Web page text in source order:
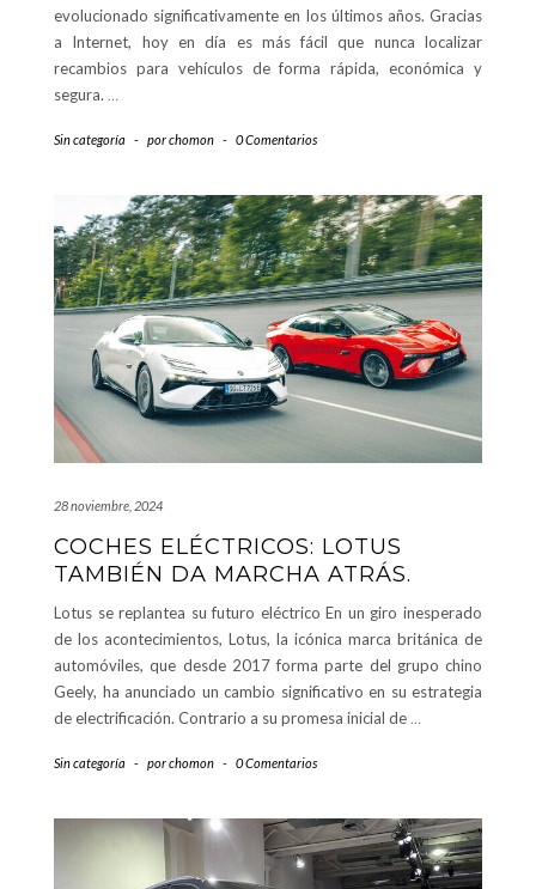
evolucionado significativamente en los últimos años. Gracias
a Internet, hoy en día es más fácil que nunca localizar
recambios para vehículos de forma rápida, económica y
segura. …
Sin categoría - porchomon - 0 Comentarios
28 noviembre, 2024
COCHES ELÉCTRICOS: LOTUS
TAMBIÉN DA MARCHA ATRÁS.
Lotus se replantea su futuro eléctrico En un giro inesperado
de los acontecimientos, Lotus, la icónica marca británica de
automóviles, que desde 2017 forma parte del grupo chino
Geely, ha anunciado un cambio significativo en su estrategia
de electrificación. Contrario a su promesa inicial de …
Sin categoría - porchomon - 0 Comentarios